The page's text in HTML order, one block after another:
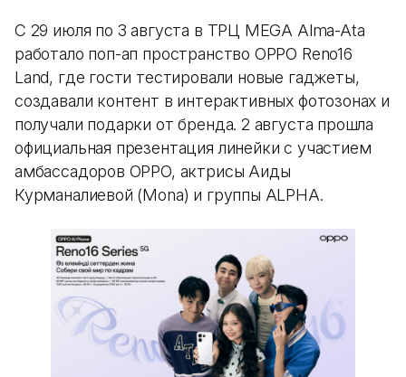
С 29 июля по 3 августа в ТРЦ MEGA Alma-Ata
работало поп-ап пространство OPPO Reno16
Land, где гости тестировали новые гаджеты,
создавали контент в интерактивных фотозонах и
получали подарки от бренда. 2 августа прошла
официальная презентация линейки с участием
амбассадоров OPPO, актрисы Аиды
Курманалиевой (Mona) и группы ALPHA.